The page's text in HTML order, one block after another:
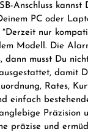
Anschluss
PC oder
*Derzeit nur
Modell. Die
dann musst Du
Rates,
einfach
Präzision
präzise und